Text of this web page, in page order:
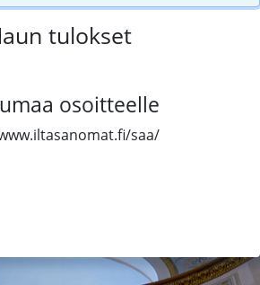
tulokset
osoitteelle
saa/